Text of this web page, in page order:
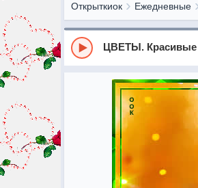
Открыткиок Ежедневные
ЦВЕТЫ. Красивые